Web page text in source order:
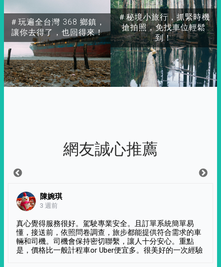
＃玩遍全台灣 368 鄉鎮，
讓你去得了，也回得來！
＃秘境小旅行，抓緊時機
搶拍照，免找車位輕鬆
到！
網友誠心推薦
陳婉琪
3 週前
真心覺得服務很好。駕駛專業安全。且訂單系統簡單易
懂，接送前，依照問卷調查，旅步都能提供符合需求的車
輛和司機。司機會保持密切聯繫，讓人十分安心。重點
是，價格比一般計程車or Uber便宜多。很美好的一次經驗